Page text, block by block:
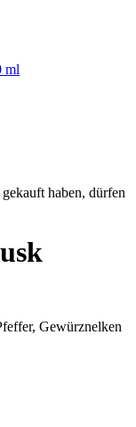
ml
haben, dürfen
Gewürznelken